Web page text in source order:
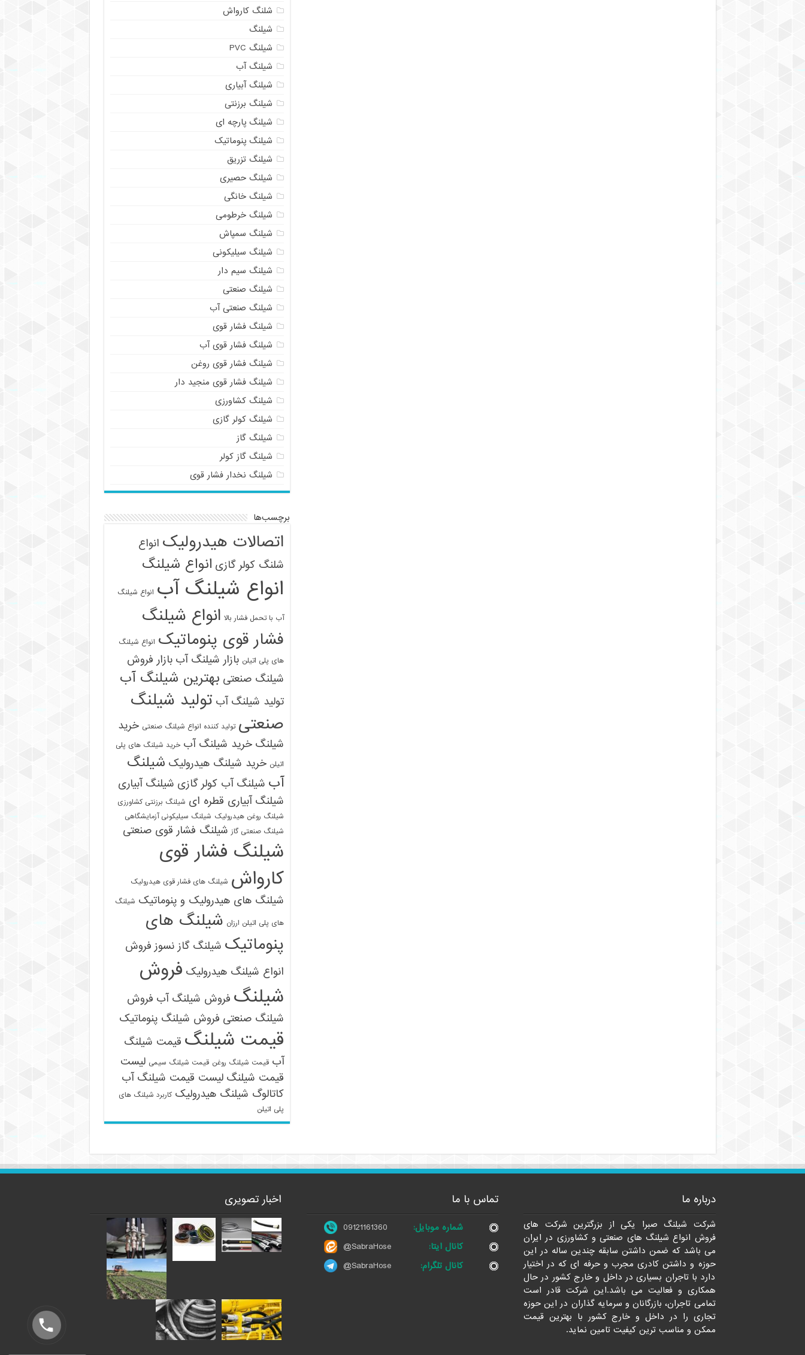
شلنگ کارواش
شیلنگ
شیلنگ PVC
شیلنگ آب
شیلنگ آبیاری
شیلنگ برزنتی
شیلنگ پارچه ای
شیلنگ پنوماتیک
شیلنگ تزریق
شیلنگ حصیری
شیلنگ خانگی
شیلنگ خرطومی
شیلنگ سمپاش
شیلنگ سیلیکونی
شیلنگ سیم دار
شیلنگ صنعتی
شیلنگ صنعتی آب
شیلنگ فشار قوی
شیلنگ فشار قوی آب
شیلنگ فشار قوی روغن
شیلنگ فشار قوی منجید دار
شیلنگ کشاورزی
شیلنگ کولر گازی
شیلنگ گاز
شیلنگ گاز کولر
شیلنگ نخدار فشار قوی
برچسب‌ها
اتصالات هیدرولیک انواع
شلنگ کولر گازی انواع شیلنگ
انواع شیلنگ آب انواع شیلنگ
آب با تحمل فشار بالا انواع شیلنگ
فشار قوی پنوماتیک انواع شیلنگ
های پلی اتیلن بازار شیلنگ آب بازار فروش
شیلنگ صنعتی بهترین شیلنگ آب
تولید شیلنگ آب تولید شیلنگ
صنعتی تولید کننده انواع شیلنگ صنعتی خرید
شیلنگ خرید شیلنگ آب خرید شیلنگ های پلی
اتیلن خرید شیلنگ هیدرولیک شیلنگ
آب شیلنگ آب کولر گازی شیلنگ آبیاری
شیلنگ آبیاری قطره ای شیلنگ برزنتی کشاورزی
شیلنگ روغن هیدرولیک شیلنگ سیلیکونی آزمایشگاهی
شیلنگ صنعتی گاز شیلنگ فشار قوی صنعتی
شیلنگ فشار قوی
کارواش شیلنگ های فشار قوی هیدرولیک
شیلنگ های هیدرولیک و پنوماتیک شیلنگ
های پلی اتیلن ارزان شیلنگ های
پنوماتیک شیلنگ گاز نسوز فروش
انواع شیلنگ هیدرولیک فروش
شیلنگ فروش شیلنگ آب فروش
شیلنگ صنعتی فروش شیلنگ پنوماتیک
قیمت شیلنگ قیمت شیلنگ
آب قیمت شیلنگ روغن قیمت شیلنگ سیمی لیست
قیمت شیلنگ لیست قیمت شیلنگ آب
کاتالوگ شیلنگ هیدرولیک کاربرد شیلنگ های
پلی اتیلن
درباره ما
شرکت شیلنگ صبرا یکی از بزرگترین شرکت های
فروش انواع شیلنگ های صنعتی و کشاورزی در ایران
می باشد که ضمن داشتن سابقه چندین ساله در این
حوزه و داشتن کادری مجرب و حرفه ای که در اختیار
دارد با تاجران بسیاری در داخل و خارج کشور در حال
همکاری و فعالیت می باشد.این شرکت قادر است
تمامی تاجران، بازرگانان و سرمایه گذاران در این حوزه
تجاری را در داخل و خارج کشور با بهترین قیمت
ممکن و مناسب ترین کیفیت تامین نماید.
تماس با ما
شماره موبایل:
09121161360
کانال ایتا:
@SabraHose
کانال تلگرام:
@SabraHose
اخبار تصویری